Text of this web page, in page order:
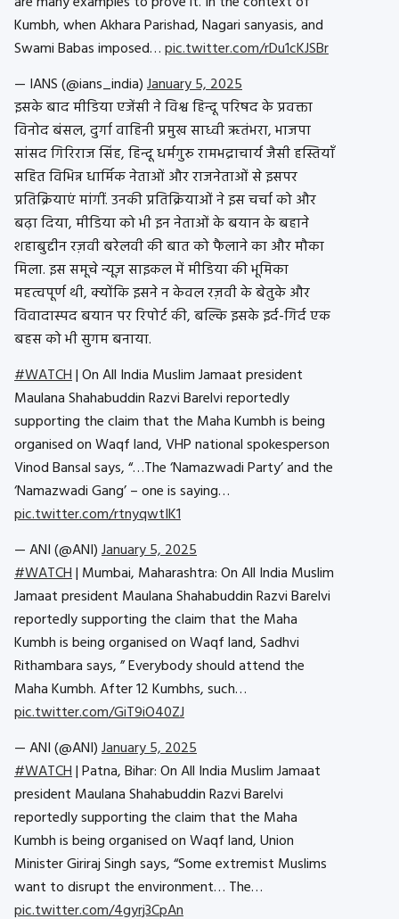
Kumbh, when Akhara Parishad, Nagari sanyasis, and
Swami Babas imposed…pic.twitter.com/rDu1cKJSBr
— IANS (@ians_india)January 5, 2025
इसके बाद मीडिया एजेंसी ने विश्व हिन्दू परिषद के प्रवक्ता
विनोद बंसल, दुर्गा वाहिनी प्रमुख साध्वी ऋतंभरा, भाजपा
सांसद गिरिराज सिंह, हिन्दू धर्मगुरु रामभद्राचार्य जैसी हस्तियाँ
सहित विभिन्न धार्मिक नेताओं और राजनेताओं से इसपर
प्रतिक्रियाएं मांगीं. उनकी प्रतिक्रियाओं ने इस चर्चा को और
बढ़ा दिया, मीडिया को भी इन नेताओं के बयान के बहाने
शहाबुद्दीन रज़वी बरेलवी की बात को फैलाने का और मौका
मिला. इस समूचे न्यूज़ साइकल में मीडिया की भूमिका
महत्वपूर्ण थी, क्योंकि इसने न केवल रज़वी के बेतुके और
विवादास्पद बयान पर रिपोर्ट की, बल्कि इसके इर्द-गिर्द एक
बहस को भी सुगम बनाया.
#WATCH| On All India Muslim Jamaat president
Maulana Shahabuddin Razvi Barelvi reportedly
supporting the claim that the Maha Kumbh is being
organised on Waqf land, VHP national spokesperson
Vinod Bansal says, “…The ‘Namazwadi Party’ and the
‘Namazwadi Gang’ – one is saying…
pic.twitter.com/rtnyqwtIK1
— ANI (@ANI)January 5, 2025
#WATCH| Mumbai, Maharashtra: On All India Muslim
Jamaat president Maulana Shahabuddin Razvi Barelvi
reportedly supporting the claim that the Maha
Kumbh is being organised on Waqf land, Sadhvi
Rithambara says, ” Everybody should attend the
Maha Kumbh. After 12 Kumbhs, such…
pic.twitter.com/GiT9iO40ZJ
— ANI (@ANI)January 5, 2025
#WATCH| Patna, Bihar: On All India Muslim Jamaat
president Maulana Shahabuddin Razvi Barelvi
reportedly supporting the claim that the Maha
Kumbh is being organised on Waqf land, Union
Minister Giriraj Singh says, “Some extremist Muslims
want to disrupt the environment… The…
pic.twitter.com/4gyrj3CpAn